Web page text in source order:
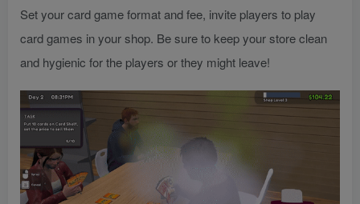
Set your card game format and fee, invite players to play
card games in your shop. Be sure to keep your store clean
and hygienic for the players or they might leave!